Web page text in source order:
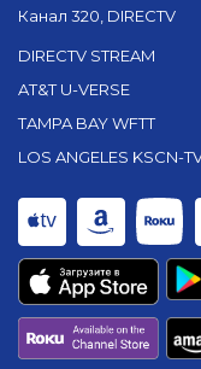
Канал 320, DIRECTV
DIRECTV STREAM
AT&T U-VERSE
TAMPA BAY WFTT
LOS ANGELES KSCN-